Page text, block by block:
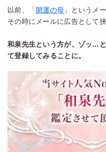
以前、「開運の母 」というメ
その時にメールに広告として
和泉先生という方が、ゾッ…
て登録してみることに。